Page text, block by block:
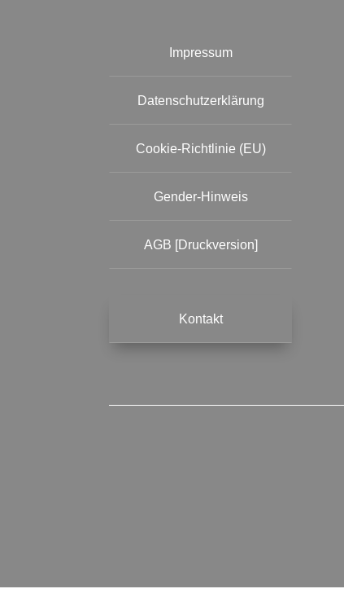
Impressum
Datenschutzerklärung
Cookie-Richtlinie (EU)
Gender-Hinweis
AGB [Druckversion]
Kontakt